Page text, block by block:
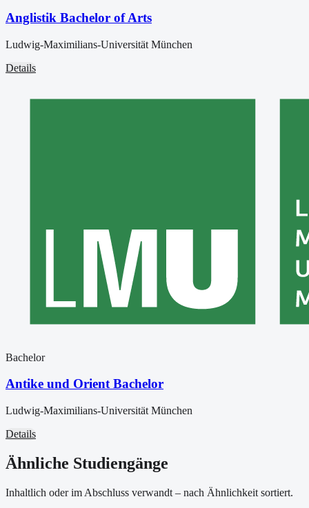
Anglistik Bachelor of Arts
Ludwig-Maximilians-Universität München
Details
Bachelor
Antike und Orient Bachelor
Ludwig-Maximilians-Universität München
Details
Ähnliche Studiengänge
Inhaltlich oder im Abschluss verwandt – nach Ähnlichkeit sortiert.